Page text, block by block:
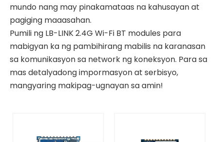
mundo nang may pinakamataas na kahusayan at
pagiging maaasahan.
Pumili ng LB-LINK 2.4G Wi-Fi BT modules para
mabigyan ka ng pambihirang mabilis na karanasan
sa komunikasyon sa network ng koneksyon. Para sa
mas detalyadong impormasyon at serbisyo,
mangyaring makipag-ugnayan sa amin!